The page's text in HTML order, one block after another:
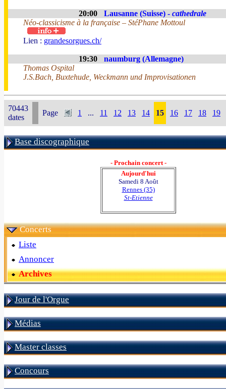
20:00 Lausanne (Suisse) - cathedrale
Néo-classicisme à la française – StéPhane Mottoul
Lien : grandesorgues.ch/
19:30
naumburg (Allemagne)
Thomas Ospital
J.S.Bach, Buxtehude, Weckmann und Improvisationen
70443
dates
Page 1 ... 11 12 13 14 15 16 17 18 19
Base discographique
- Prochain concert -
Aujourd'hui
Samedi 8 Août
Rennes (35)
St-Etienne
Concerts
Liste
Annoncer
Archives
Jour de l'Orgue
Médias
Master classes
Concours